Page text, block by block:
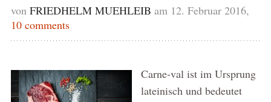
von FRIEDHELM MUEHLEIB am 12. Februar 2016,
10 comments
Carne-val ist im Ursprung
lateinisch und bedeutet